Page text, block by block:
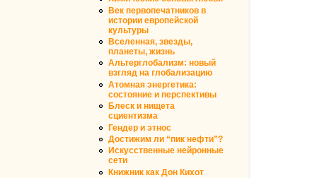
Век первопечатников в
истории европейской
культуры
Вселенная, звезды,
планеты, жизнь
Альтерглобализм: новый
взгляд на глобализацию
Атомная энергетика:
состояние и перcпективы
Блеск и нищета
сциентизма
Гендер и этнос
Достижим ли “пик нефти”?
Искусственные нейронные
сети
Книжник как Дон Кихот